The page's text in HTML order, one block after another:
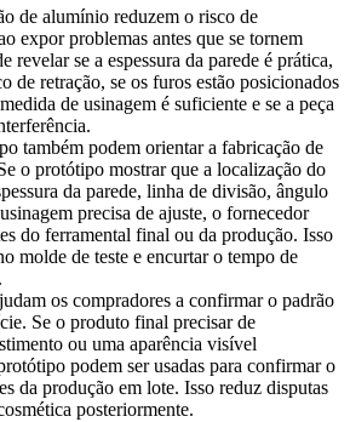
de alumínio reduzem o risco de
expor problemas antes que se tornem
revelar se a espessura da parede é prática,
de retração, se os furos estão posicionados
de usinagem é suficiente e se a peça
também podem orientar a fabricação de
o protótipo mostrar que a localização do
da parede, linha de divisão, ângulo
precisa de ajuste, o fornecedor
do ferramental final ou da produção. Isso
molde de teste e encurtar o tempo de
os compradores a confirmar o padrão
Se o produto final precisar de
ou uma aparência visível
podem ser usadas para confirmar o
da produção em lote. Isso reduz disputas
posteriormente.